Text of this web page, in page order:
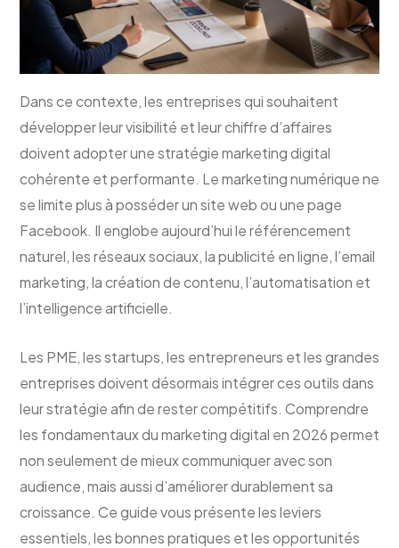
Dans ce contexte, les entreprises qui souhaitent
développer leur visibilité et leur chiffre d’affaires
doivent adopter une stratégie marketing digital
cohérente et performante. Le marketing numérique ne
se limite plus à posséder un site web ou une page
Facebook. Il englobe aujourd’hui le référencement
naturel, les réseaux sociaux, la publicité en ligne, l’email
marketing, la création de contenu, l’automatisation et
l’intelligence artificielle.
Les PME, les startups, les entrepreneurs et les grandes
entreprises doivent désormais intégrer ces outils dans
leur stratégie afin de rester compétitifs. Comprendre
les fondamentaux du marketing digital en 2026 permet
non seulement de mieux communiquer avec son
audience, mais aussi d’améliorer durablement sa
croissance. Ce guide vous présente les leviers
essentiels, les bonnes pratiques et les opportunités